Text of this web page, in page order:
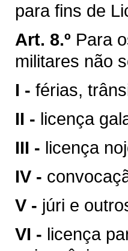
para fins de
Art. 8.º Para
militares não
I - férias,
II - licença
III - licença
IV -
V - júri e
VI - licença